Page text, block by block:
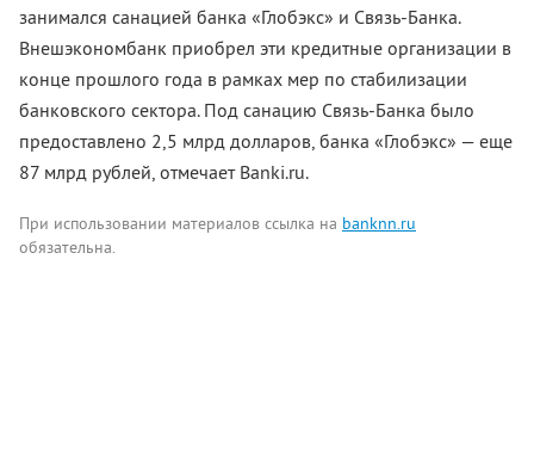
занимался санацией банка «Глобэкс» и Связь-Банка.
Внешэкономбанк приобрел эти кредитные организации в
конце прошлого года в рамках мер по стабилизации
банковского сектора. Под санацию Связь-Банка было
предоставлено 2,5 млрд долларов, банка «Глобэкс» — еще
87 млрд рублей, отмечает Banki.ru.
При использовании материалов ссылка на banknn.ru
обязательна.